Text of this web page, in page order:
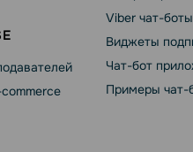
Viber чат-боты
Виджеты
Чат-бот
Примеры чат-